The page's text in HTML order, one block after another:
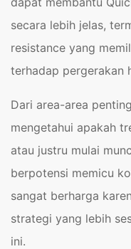
secara lebih jelas,
resistance yang
terhadap pergerakan
Dari area-area
mengetahui apakah
atau justru mulai
berpotensi memicu
sangat berharga
strategi yang lebih
ini.